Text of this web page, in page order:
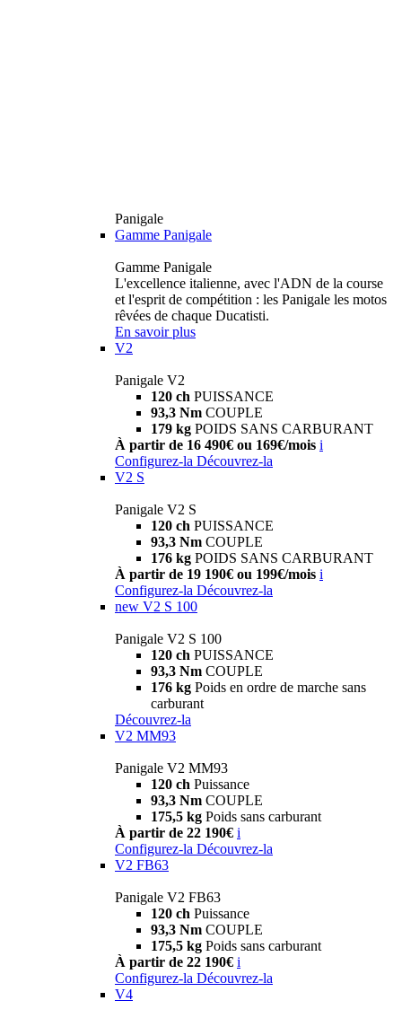
Panigale
Gamme Panigale
Gamme Panigale
L'excellence italienne, avec l'ADN de la course
et l'esprit de compétition : les Panigale les motos
rêvées de chaque Ducatisti.
En savoir plus
V2
Panigale V2
120 ch PUISSANCE
93,3 Nm COUPLE
179 kg POIDS SANS CARBURANT
À partir de 16 490€ ou 169€/mois i
Configurez-la Découvrez-la
V2 S
Panigale V2 S
120 ch PUISSANCE
93,3 Nm COUPLE
176 kg POIDS SANS CARBURANT
À partir de 19 190€ ou 199€/mois i
Configurez-la Découvrez-la
new V2 S 100
Panigale V2 S 100
120 ch PUISSANCE
93,3 Nm COUPLE
176 kg Poids en ordre de marche sans
carburant
Découvrez-la
V2 MM93
Panigale V2 MM93
120 ch Puissance
93,3 Nm COUPLE
175,5 kg Poids sans carburant
À partir de 22 190€ i
Configurez-la Découvrez-la
V2 FB63
Panigale V2 FB63
120 ch Puissance
93,3 Nm COUPLE
175,5 kg Poids sans carburant
À partir de 22 190€ i
Configurez-la Découvrez-la
V4